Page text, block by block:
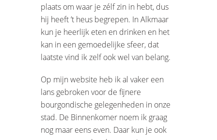
plaats om waar je zélf zin in hebt, dus
hij heeft ’t heus begrepen. In Alkmaar
kun je heerlijk eten en drinken en het
kan in een gemoedelijke sfeer, dat
laatste vind ik zelf ook wel van belang.
Op mijn website heb ik al vaker een
lans gebroken voor de fijnere
bourgondische gelegenheden in onze
stad. De Binnenkomer noem ik graag
nog maar eens even. Daar kun je ook